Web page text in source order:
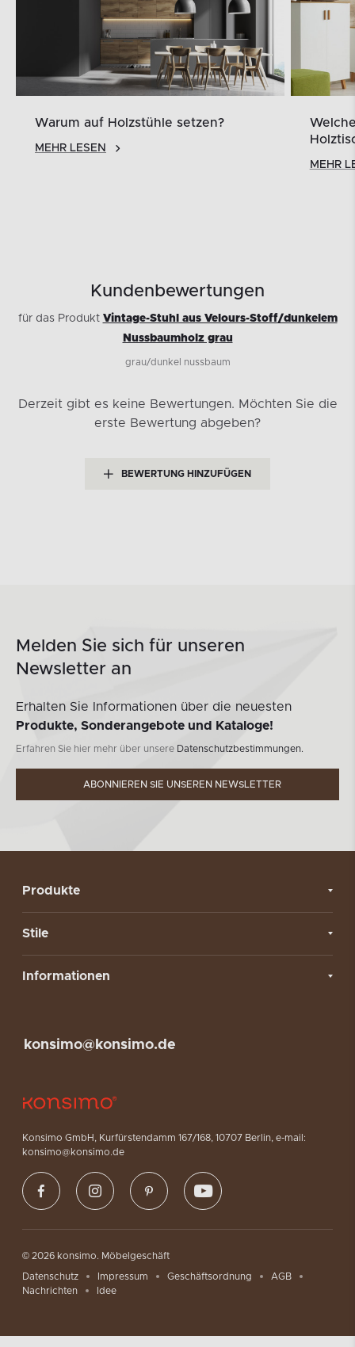
Welche Stühle sollte man für einen
Kundenbewertungen
für das Produkt Vintage-Stuhl aus Velours-Stoff/dunkelem
Nussbaumholz grau
grau/dunkel nussbaum
Derzeit gibt es keine Bewertungen. Möchten Sie die
erste Bewertung abgeben?
BEWERTUNG HINZUFÜGEN
Melden Sie sich für unseren
Newsletter an
Erhalten Sie Informationen über die neuesten
Produkte, Sonderangebote und Kataloge!
Erfahren Sie hier mehr über unsere Datenschutzbestimmungen.
ABONNIEREN SIE UNSEREN NEWSLETTER
Produkte
Stile
Informationen
Konsimo GmbH, Kurfürstendamm 167/168, 10707 Berlin, e-mail:
konsimo@konsimo.de
konsimo@konsimo.de
© 2026 konsimo. Möbelgeschäft
Datenschutz Impressum Geschäftsordnung
AGB
Nachrichten
Idee